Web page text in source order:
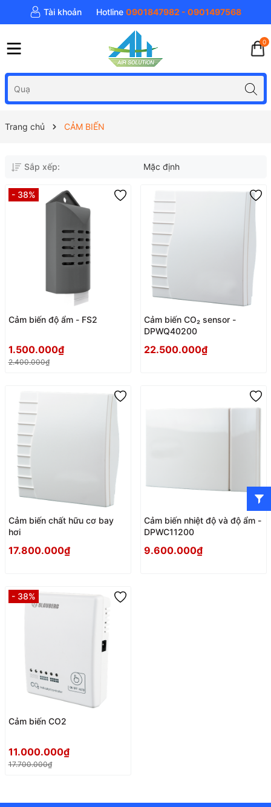
Tài khoản Hotline 0901847982 - 0901497568
0
Trang chủ CẢM BIẾN
Sắp xếp: Mặc định
- 38%
Cảm biến độ ẩm - FS2
1.500.000₫
2.400.000₫
Cảm biến CO₂ sensor -
DPWQ40200
22.500.000₫
Cảm biến chất hữu cơ bay
hơi
17.800.000₫
Cảm biến nhiệt độ và độ ẩm -
DPWC11200
9.600.000₫
- 38%
Cảm biến CO2
11.000.000₫
17.700.000₫